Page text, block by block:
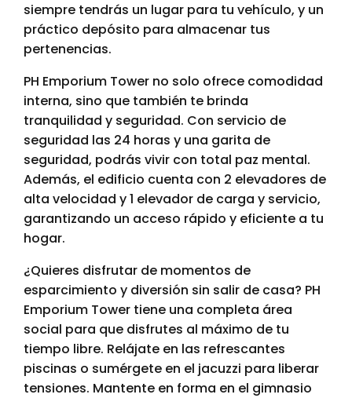
siempre tendrás un lugar para tu vehículo, y un
práctico depósito para almacenar tus
pertenencias.
PH Emporium Tower no solo ofrece comodidad
interna, sino que también te brinda
tranquilidad y seguridad. Con servicio de
seguridad las 24 horas y una garita de
seguridad, podrás vivir con total paz mental.
Además, el edificio cuenta con 2 elevadores de
alta velocidad y 1 elevador de carga y servicio,
garantizando un acceso rápido y eficiente a tu
hogar.
¿Quieres disfrutar de momentos de
esparcimiento y diversión sin salir de casa? PH
Emporium Tower tiene una completa área
social para que disfrutes al máximo de tu
tiempo libre. Relájate en las refrescantes
piscinas o sumérgete en el jacuzzi para liberar
tensiones. Mantente en forma en el gimnasio